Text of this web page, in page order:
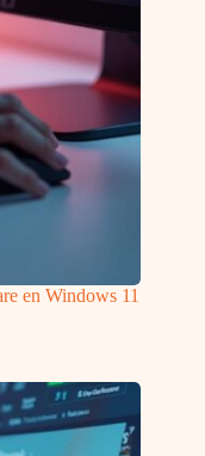
en Windows 11